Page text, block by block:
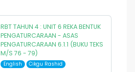
RBT TAHUN 4 : UNIT 6 REKA BENTUK
PENGATURCARAAN - ASAS
PENGATURCARAAN 6.1.1 (BUKU TEKS
M/S 76 - 79)
English Cikgu Rashid